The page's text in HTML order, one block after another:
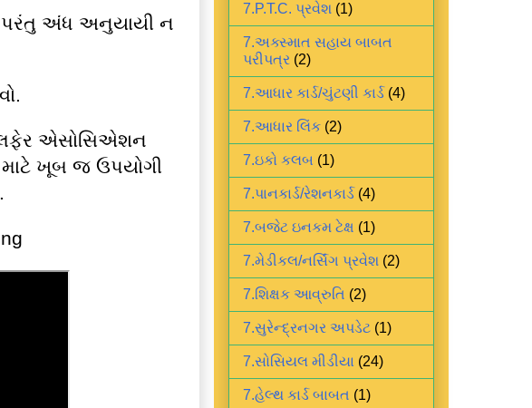
પરંતુ અંધ અનુયાયી ન
એસોસિએશન
માટે ખૂબ જ ઉપયોગી
7.P.T.C. પ્રવેશ (1)
7.અક્સ્માત સહાય બાબત
પરીપત્ર (2)
7.આધાર કાર્ડ/ચુંટણી કાર્ડ (4)
7.આધાર લિંક (2)
7.ઇકો કલબ (1)
7.પાનકાર્ડ/રેશનકાર્ડ (4)
7.બજેટ ઇનકમ ટેક્ષ (1)
7.મેડીકલ/નર્સિંગ પ્રવેશ (2)
7.શિક્ષક આવ્રુતિ (2)
7.સુરેન્દ્રનગર અપડેટ (1)
7.સોસિયલ મીડીયા (24)
7.હેલ્થ કાર્ડ બાબત (1)